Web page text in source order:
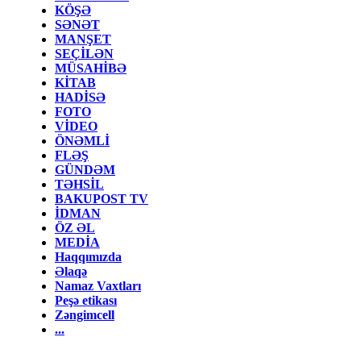
KÖŞƏ
SƏNƏT
MANŞET
SEÇİLƏN
MÜSAHİBƏ
KİTAB
HADİSƏ
FOTO
VİDEO
ÖNƏMLİ
FLƏŞ
GÜNDƏM
TƏHSİL
BAKUPOST TV
İDMAN
ÖZ ƏL
MEDİA
Haqqımızda
Əlaqə
Namaz Vaxtları
Peşə etikası
Zəngimcell
...